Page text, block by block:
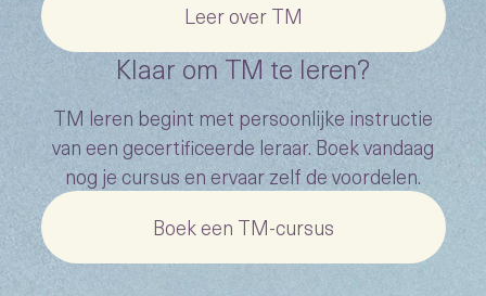
Klaar om TM te leren?
TM leren begint met persoonlijke instructie
van een gecertificeerde leraar. Boek vandaag
nog je cursus en ervaar zelf de voordelen.
Boek een TM-cursus
Leer over TM